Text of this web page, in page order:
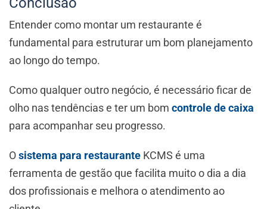
Entender como montar um restaurante é
fundamental para estruturar um bom planejamento
ao longo do tempo.
Como qualquer outro negócio, é necessário ficar de
olho nas tendências e ter um bom controle de caixa
para acompanhar seu progresso.
Osistema para restaurante KCMS é uma
ferramenta de gestão que facilita muito o dia a dia
dos profissionais e melhora o atendimento ao